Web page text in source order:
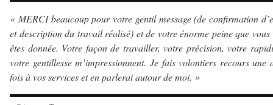
« MERCI beaucoup pour votre gentil message (de confirmation
et description du travail réalisé) et de votre énorme peine que vous
êtes donnée. Votre façon de travailler, votre précision, votre
votre gentillesse m’impressionnent. Je fais volontiers recours une
fois à vos services et en parlerai autour de moi. »